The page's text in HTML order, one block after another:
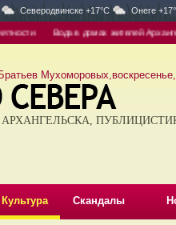
Северодвинске +17°C Онеге
Вода в домах жителей
Культура Скандалы